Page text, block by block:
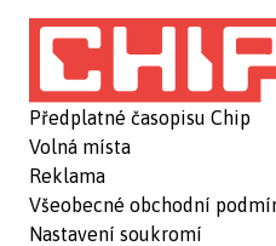
Předplatné časopisu Chip
Volná místa
Reklama
Všeobecné obchodní
Nastavení soukromí